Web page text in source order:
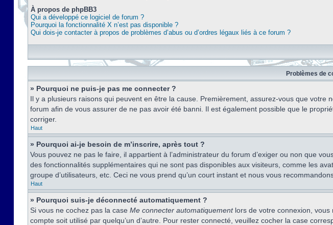
À propos de phpBB3
Qui a développé ce logiciel de forum ?
Pourquoi la fonctionnalité X n’est pas disponible ?
Qui dois-je contacter à propos de problèmes d’abus ou d’ordres légaux liés à ce forum ?
Problèmes de
» Pourquoi ne puis-je pas me connecter ?
Il y a plusieurs raisons qui peuvent en être la cause. Premièrement, assurez-vous que votre
forum afin de vous assurer de ne pas avoir été banni. Il est également possible que le
corriger.
Haut
» Pourquoi ai-je besoin de m’inscrire, après tout ?
Vous pouvez ne pas le faire, il appartient à l’administrateur du forum d’exiger ou non que
des fonctionnalités supplémentaires qui ne sont pas disponibles aux visiteurs, comme les
groupe d’utilisateurs, etc. Ceci ne vous prend qu’un court instant et nous vous
Haut
» Pourquoi suis-je déconnecté automatiquement ?
Si vous ne cochez pas la case Me connecter automatiquementlors de votre connexion, vous
compte soit utilisé par quelqu’un d’autre. Pour rester connecté, veuillez cocher la case